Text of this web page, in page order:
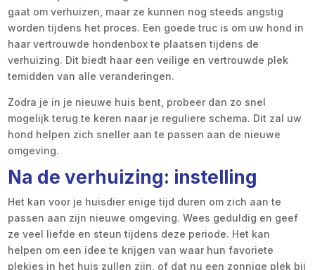
gaat om verhuizen, maar ze kunnen nog steeds angstig
worden tijdens het proces. Een goede truc is om uw hond in
haar vertrouwde hondenbox te plaatsen tijdens de
verhuizing. Dit biedt haar een veilige en vertrouwde plek
temidden van alle veranderingen.
Zodra je in je nieuwe huis bent, probeer dan zo snel
mogelijk terug te keren naar je reguliere schema. Dit zal uw
hond helpen zich sneller aan te passen aan de nieuwe
omgeving.
Na de verhuizing: instelling
Het kan voor je huisdier enige tijd duren om zich aan te
passen aan zijn nieuwe omgeving. Wees geduldig en geef
ze veel liefde en steun tijdens deze periode. Het kan
helpen om een idee te krijgen van waar hun favoriete
plekjes in het huis zullen zijn, of dat nu een zonnige plek bij